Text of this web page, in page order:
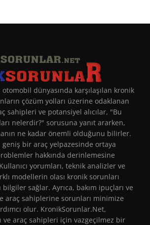
dünyasında karşılaşılan kronik
çözüm yolları üzerine odaklanan
sahipleri ve potansiyel alıcılar, "Bu
nelerdir?" sorusuna yanıt ararken,
ne kadar önemli olduğunu bilirler.
bir araç yelpazesinde ortaya
hakkında derinlemesine
yorumları, teknik analizler ve
modellerin olası kronik sorunları
bilgiler sağlar. Ayrıca, bakım ipuçları ve
araç sahiplerine sorunları minimize
olur. KronikSorunlar.Net,
ve araç sahipleri için vazgeçilmez bir